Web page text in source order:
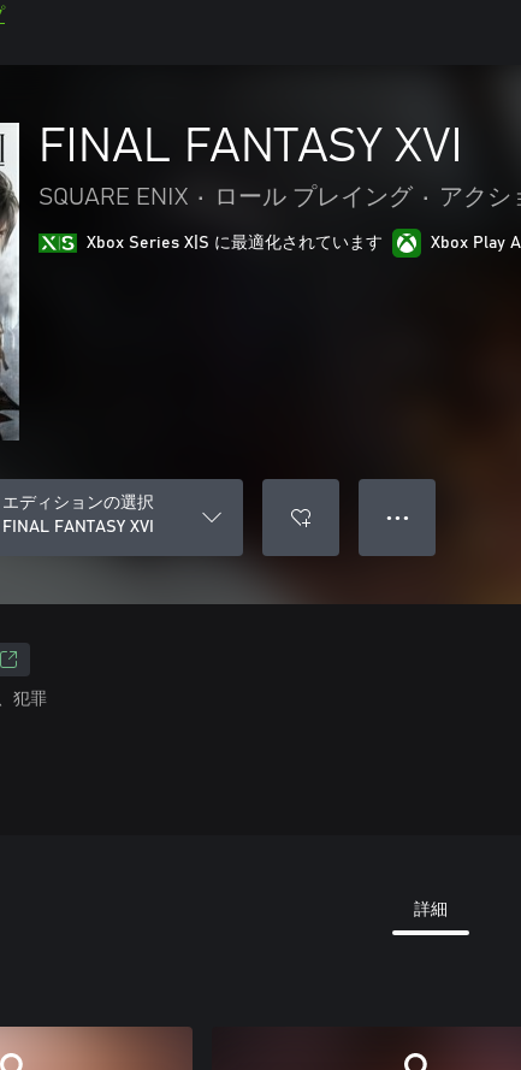
FINAL FANTASY XVI
SQUARE ENIX • ロール プレイング • アクシ
Xbox Series X|S に最適化されています Xbox Play
エディションの選択
FINAL FANTASY XVI
● ● ●
犯罪
詳細